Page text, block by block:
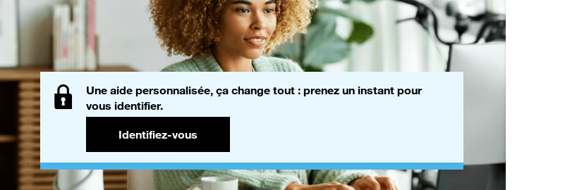
Une aide personnalisée, ça change tout : prenez un instant pour
vous identifier.
Identifiez-vous